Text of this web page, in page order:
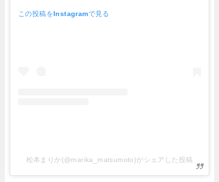
この投稿をInstagramで見る
松本まりか(@marika_matsumoto)がシェアした投稿